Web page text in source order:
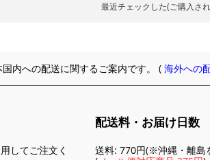
最近チェックした(ご購入さ
国内への配送に関するご案内です。 (海外への
してご注文く
配送料・お届け日数
送料: 770円(※沖縄・離島